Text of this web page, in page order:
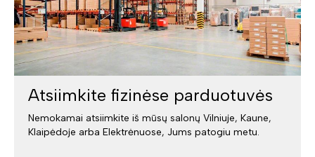
Atsiimkite fizinėse parduotuvės
Nemokamai atsiimkite iš mūsų salonų Vilniuje, Kaune,
Klaipėdoje arba Elektrėnuose, Jums patogiu metu.